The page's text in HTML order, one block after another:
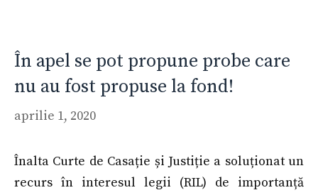
În apel se pot propune probe care
nu au fost propuse la fond!
aprilie 1, 2020
Înalta Curte de Casație și Justiție a soluționat un
recurs în interesul legii (RIL) de importanță